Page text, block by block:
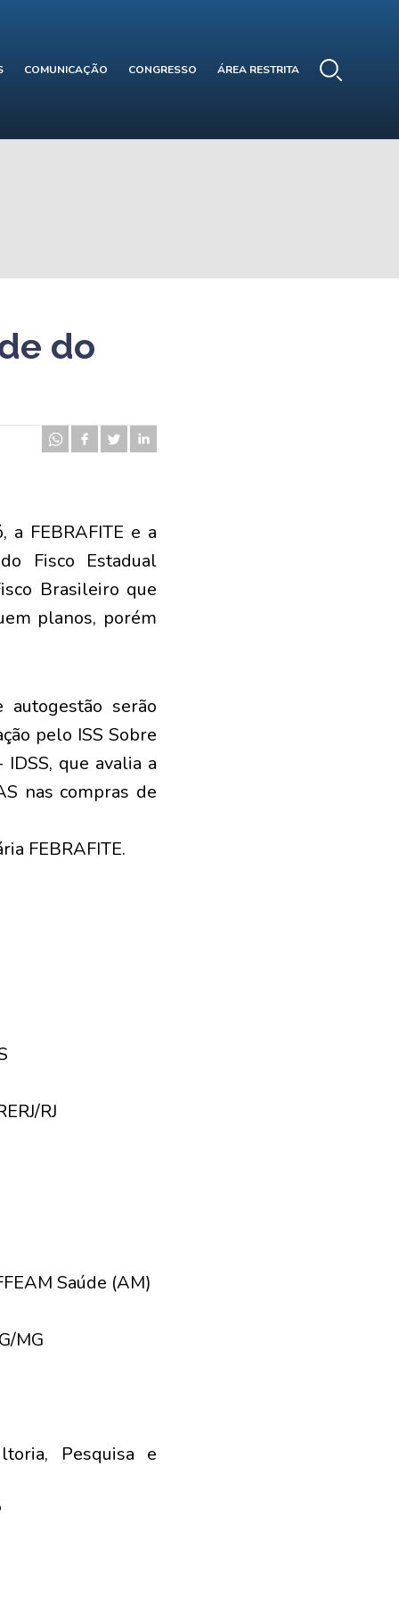
COMUNICAÇÃO CONGRESSO ÁREA RESTRITA
do
FEBRAFITE e a
Fisco Estadual
Brasileiro que
planos, porém
serão
pelo ISS Sobre
que avalia a
nas compras de
FEBRAFITE.
RJ
Saúde (AM)
MG
Pesquisa e